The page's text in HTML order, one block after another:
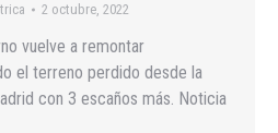
2 octubre, 2022
vuelve a remontar
el terreno perdido desde la
con 3 escaños más. Noticia